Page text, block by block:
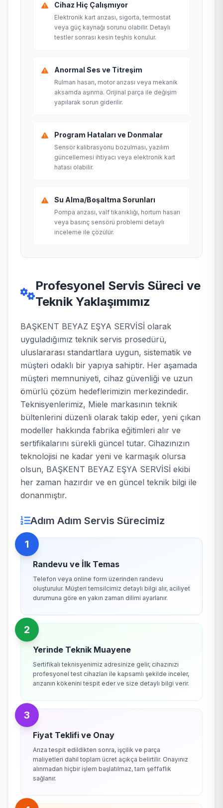
Cihaz Hiç Çalışmıyor
Elektronik kart arızası, sigorta, termostat
veya güç kaynağı sorunu olabilir. Detaylı
testler sonrası kesin teşhis konulur.
Anormal Ses ve Titreşim
Rulman hasarı, motor arızası veya mekanik
aksamda aşınma. Orijinal parça ile değişim
yapılarak sorun giderilir.
Program Hataları ve Donmalar
Sensör kalibrasyonu bozulması, yazılım
güncellemesi ihtiyacı veya elektronik kart
hatası olabilir.
Su Alma/Boşaltma Sorunları
Pompa arızası, valf tıkanıklığı, hortum hasarı
veya basınç sensörü problemi detaylı
inceleme ile çözülür.
Profesyonel Servis Süreci ve
Teknik Yaklaşımımız
BAŞKENT BEYAZ EŞYA SERVİSİ olarak
uyguladığımız teknik servis prosedürü,
uluslararası standartlara uygun, sistematik ve
müşteri odaklı bir yapıya sahiptir. Her aşamada
müşteri memnuniyeti, cihaz güvenliği ve uzun
ömürlü çözüm hedeflerimizin merkezindedir.
Teknisyenlerimiz, Miele markasının teknik
bültenlerini düzenli olarak takip eder, yeni çıkan
modeller hakkında fabrika eğitimleri alır ve
sertifikalarını sürekli güncel tutar. Cihazınızın
teknolojisi ne kadar yeni ve karmaşık olursa
olsun, BAŞKENT BEYAZ EŞYA SERVİSİ ekibi
her zaman hazırdır ve en güncel teknik bilgi ile
donanmıştır.
Adım Adım Servis Sürecimiz
1
Randevu ve İlk Temas
Telefon veya online form üzerinden randevu
oluşturulur. Müşteri temsilcimiz detaylı bilgi alır, aciliyet
durumuna göre en yakın zaman dilimi ayarlanır.
2
Yerinde Teknik Muayene
Sertifikalı teknisyenimiz adresinize gelir, cihazınızı
profesyonel test cihazları ile kapsamlı şekilde inceler,
arızanın kökenini tespit eder ve size detaylı bilgi verir.
3
Fiyat Teklifi ve Onay
Arıza tespit edildikten sonra, işçilik ve parça
maliyetleri dahil toplam ücret açıkça belirtilir. Onayınız
alınmadan hiçbir işlem başlatılmaz, tam şeffaflık
sağlanır.